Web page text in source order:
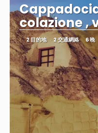
colazione ,
2 目的地 2 交通網絡 6 晚